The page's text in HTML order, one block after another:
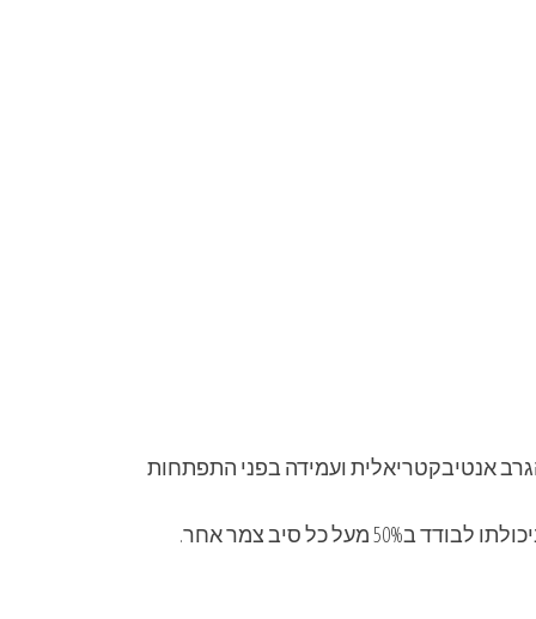
אנטיבקטריאלית ועמידה בפני התפתחות
כל סיב צמר אחר.